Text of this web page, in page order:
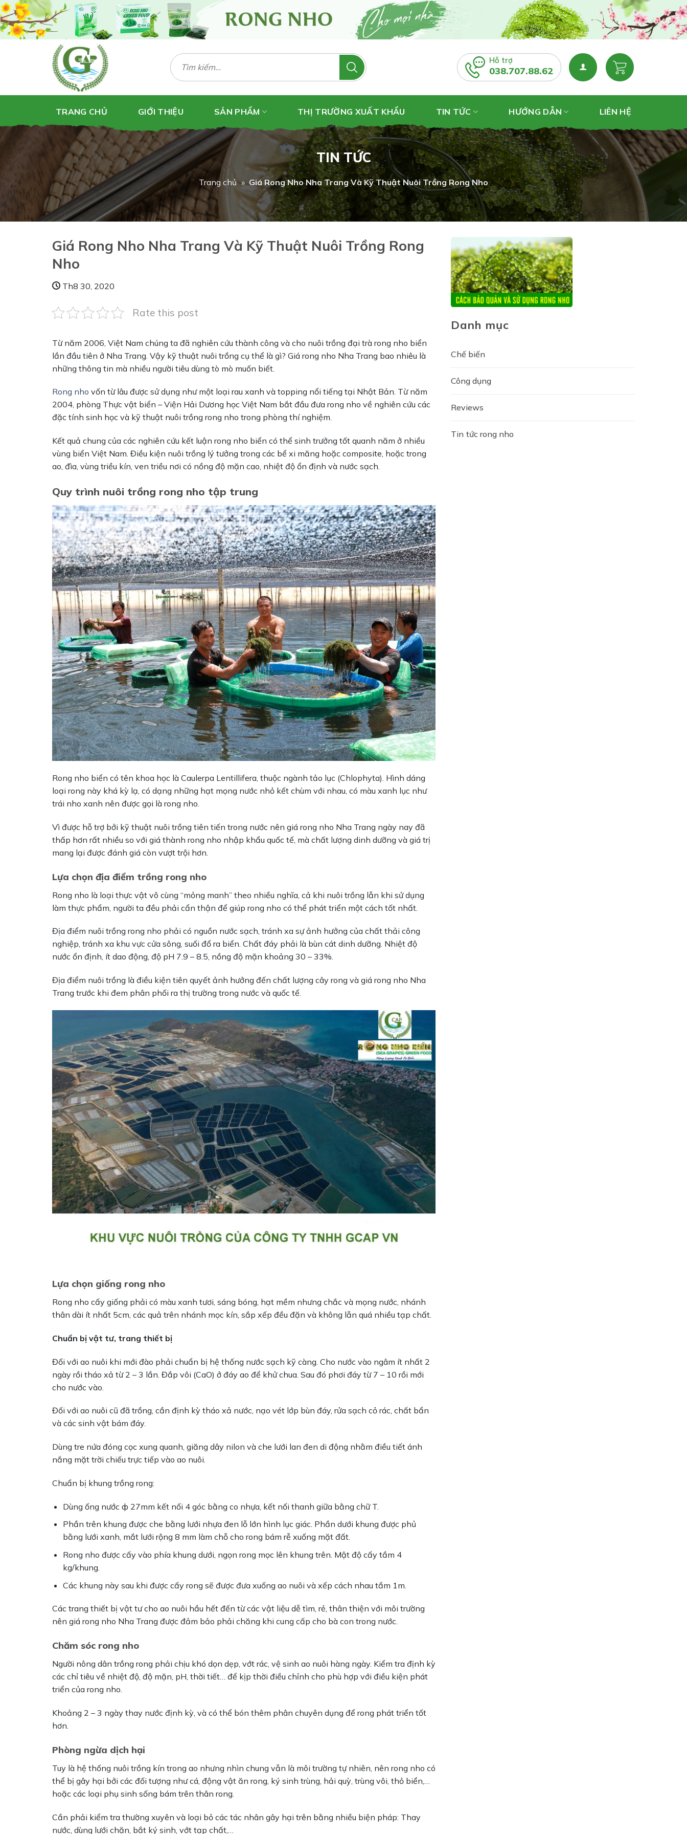
Bỏ
qua
nội
Tìm
kiếm:
Hỗ trợ
038.707.88.62
TRANG CHỦ GIỚI THIỆU SẢN PHẨM THỊ TRƯỜNG XUẤT KHẨU TIN TỨC HƯỚNG DẪN LIÊN HỆ
TIN TỨC
Trang chủ » Giá Rong Nho Nha Trang Và Kỹ Thuật Nuôi Trồng Rong Nho
Giá Rong Nho Nha Trang Và Kỹ Thuật Nuôi Trồng Rong
Nho
Th8 30, 2020
Rate this post
Từ năm 2006, Việt Nam chúng ta đã nghiên cứu thành công và cho nuôi trồng đại trà rong nho biển
lần đầu tiên ở Nha Trang. Vậy kỹ thuật nuôi trồng cụ thể là gì? Giá rong nho Nha Trang bao nhiêu là
những thông tin mà nhiều người tiêu dùng tò mò muốn biết.
Rong nho vốn từ lâu được sử dụng như một loại rau xanh và topping nổi tiếng tại Nhật Bản. Từ năm
2004, phòng Thực vật biển – Viện Hải Dương học Việt Nam bắt đầu đưa rong nho về nghiên cứu các
đặc tính sinh học và kỹ thuật nuôi trồng rong nho trong phòng thí nghiệm.
Kết quả chung của các nghiên cứu kết luận rong nho biển có thể sinh trưởng tốt quanh năm ở nhiều
vùng biển Việt Nam. Điều kiện nuôi trồng lý tưởng trong các bể xi măng hoặc composite, hoặc trong
ao, đìa, vùng triều kín, ven triều nơi có nồng độ mặn cao, nhiệt độ ổn định và nước sạch.
Quy trình nuôi trồng rong nho tập trung
Rong nho biển có tên khoa học là Caulerpa Lentillifera, thuộc ngành tảo lục (Chlophyta). Hình dáng
loại rong này khá kỳ lạ, có dạng những hạt mọng nước nhỏ kết chùm với nhau, có màu xanh lục như
trái nho xanh nên được gọi là rong nho.
Vì được hỗ trợ bởi kỹ thuật nuôi trồng tiên tiến trong nước nên giá rong nho Nha Trang ngày nay đã
thấp hơn rất nhiều so với giá thành rong nho nhập khẩu quốc tế, mà chất lượng dinh dưỡng và giá trị
mang lại được đánh giá còn vượt trội hơn.
Lựa chọn địa điểm trồng rong nho
Rong nho là loại thực vật vô cùng “mỏng manh” theo nhiều nghĩa, cả khi nuôi trồng lẫn khi sử dụng
làm thực phẩm, người ta đều phải cẩn thận để giúp rong nho có thể phát triển một cách tốt nhất.
Địa điểm nuôi trồng rong nho phải có nguồn nước sạch, tránh xa sự ảnh hưởng của chất thải công
nghiệp, tránh xa khu vực cửa sông, suối đổ ra biển. Chất đáy phải là bùn cát dinh dưỡng. Nhiệt độ
nước ổn định, ít dao động, độ pH 7.9 – 8.5, nồng độ mặn khoảng 30 – 33%.
Địa điểm nuôi trồng là điều kiện tiên quyết ảnh hưởng đến chất lượng cây rong và giá rong nho Nha
Trang trước khi đem phân phối ra thị trường trong nước và quốc tế.
Lựa chọn giống rong nho
Rong nho cấy giống phải có màu xanh tươi, sáng bóng, hạt mềm nhưng chắc và mọng nước, nhánh
thân dài ít nhất 5cm, các quả trên nhánh mọc kín, sắp xếp đều đặn và không lẫn quá nhiều tạp chất.
Chuẩn bị vật tư, trang thiết bị
Đối với ao nuôi khi mới đào phải chuẩn bị hệ thống nước sạch kỹ càng. Cho nước vào ngâm ít nhất 2
ngày rồi tháo xả từ 2 – 3 lần. Đắp vôi (CaO) ở đáy ao để khử chua. Sau đó phơi đáy từ 7 – 10 rồi mới
cho nước vào.
Đối với ao nuôi cũ đã trồng, cần định kỳ tháo xả nước, nạo vét lớp bùn đáy, rửa sạch cỏ rác, chất bẩn
và các sinh vật bám đáy.
Dùng tre nứa đóng cọc xung quanh, giăng dây nilon và che lưới lan đen di động nhằm điều tiết ánh
nắng mặt trời chiếu trực tiếp vào ao nuôi.
Chuẩn bị khung trồng rong:
Dùng ống nước ф 27mm kết nối 4 góc bằng co nhựa, kết nối thanh giữa bằng chữ T.
Phần trên khung được che bằng lưới nhựa đen lỗ lớn hình lục giác. Phần dưới khung được phủ
bằng lưới xanh, mắt lưới rộng 8 mm làm chỗ cho rong bám rễ xuống mặt đất.
Rong nho được cấy vào phía khung dưới, ngọn rong mọc lên khung trên. Mật độ cấy tầm 4
kg/khung.
Các khung này sau khi được cấy rong sẽ được đưa xuống ao nuôi và xếp cách nhau tầm 1m.
Các trang thiết bị vật tư cho ao nuôi hầu hết đến từ các vật liệu dễ tìm, rẻ, thân thiện với môi trường
nên giá rong nho Nha Trang được đảm bảo phải chăng khi cung cấp cho bà con trong nước.
Chăm sóc rong nho
Người nông dân trồng rong phải chịu khó dọn dẹp, vớt rác, vệ sinh ao nuôi hàng ngày. Kiểm tra định kỳ
các chỉ tiêu về nhiệt độ, độ mặn, pH, thời tiết… để kịp thời điều chỉnh cho phù hợp với điều kiện phát
triển của rong nho.
Khoảng 2 – 3 ngày thay nước định kỳ, và có thể bón thêm phân chuyên dụng để rong phát triển tốt
hơn.
Phòng ngừa dịch hại
Tuy là hệ thống nuôi trồng kín trong ao nhưng nhìn chung vẫn là môi trường tự nhiên, nên rong nho có
thể bị gây hại bởi các đối tượng như cá, động vật ăn rong, ký sinh trùng, hải quỳ, trùng vôi, thỏ biển,…
hoặc các loại phụ sinh sống bám trên thân rong.
Cần phải kiểm tra thường xuyên và loại bỏ các tác nhân gây hại trên bằng nhiều biện pháp: Thay
nước, dùng lưới chặn, bắt ký sinh, vớt tạp chất,…
Danh mục
Chế biến
Công dụng
Reviews
Tin tức rong nho